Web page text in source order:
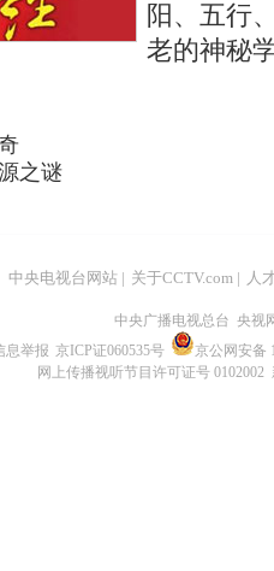
阳、五行
老的神秘
之谜
中央电视台网站 | 关于CCTV.com | 人
中央广播电视总台 央视
息举报 京ICP证060535号
京公网安备
网上传播视听节目许可证号 0102002